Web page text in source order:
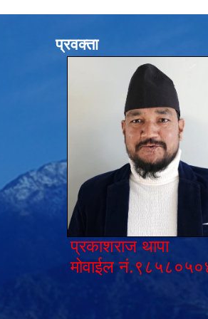
प्रवक्ता
प्रकाशराज थापा
मोवाईल